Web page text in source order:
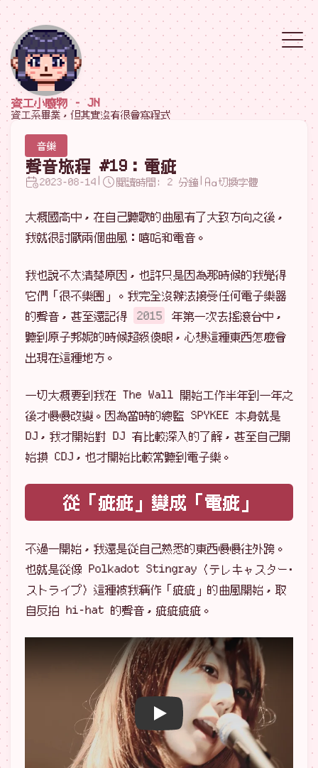
資工小廢物 - JN
資工系畢業，但其實沒有很會寫程式
音樂
聲音旅程 #19：電疵
2023-08-14 | 閱讀時間: 2 分鐘 | 切換字體
大概國高中，在自己聽歌的曲風有了大致方向之後，
我就很討厭兩個曲風：嘻哈和電音。
我也說不太清楚原因，也許只是因為那時候的我覺得
它們「很不樂團」。我完全沒辦法接受任何電子樂器
的聲音，甚至還記得
2015
年第一次去搖滾台中，
聽到原子邦妮的時候超級傻眼，心想這種東西怎麼會
出現在這種地方。
一切大概要到我在 The Wall 開始工作半年到一年之
後才慢慢改變。因為當時的總監 SPYKEE 本身就是
DJ，我才開始對 DJ 有比較深入的了解，甚至自己開
始摸 CDJ，也才開始比較常聽到電子樂。
從「疵疵」變成「電疵」
不過一開始，我還是從自己熟悉的東西慢慢往外跨。
也就是從像 Polkadot Stingray〈テレキャスター･
ストライプ〉這種被我稱作「疵疵」的曲風開始，取
自反拍 hi-hat 的聲音，疵疵疵疵。
播放 YouTube 影片